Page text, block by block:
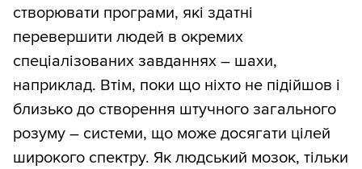
створювати програми, які здатні
перевершити людей в окремих
спеціалізованих завданнях – шахи,
наприклад. Втім, поки що ніхто не підійшов і
близько до створення штучного загального
розуму – системи, що може досягати цілей
широкого спектру. Як людський мозок, тільки